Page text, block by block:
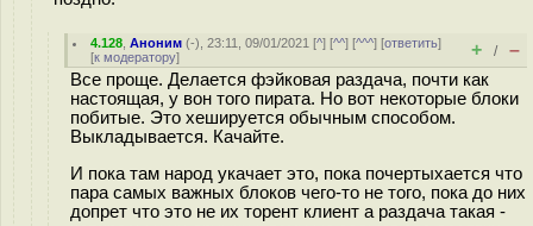
4.128 ,Аноним (-), 23:11, 09/01/2021 [^] [^^] [^^^] [ответить]
[к модератору] + / –
Все проще. Делается фэйковая раздача, почти как
настоящая, у вон того пирата. Но вот некоторые блоки
побитые. Это хешируется обычным способом.
Выкладывается. Качайте.
И пока там народ укачает это, пока почертыхается что
пара самых важных блоков чего-то не того, пока до них
допрет что это не их торент клиент а раздача такая -